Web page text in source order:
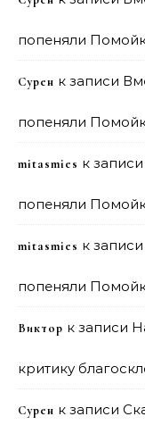
попеняли
Сурен к записи
попеняли
mitasmies к записи
попеняли
mitasmies к записи
попеняли
Виктор к записи
критику
Сурен к записи